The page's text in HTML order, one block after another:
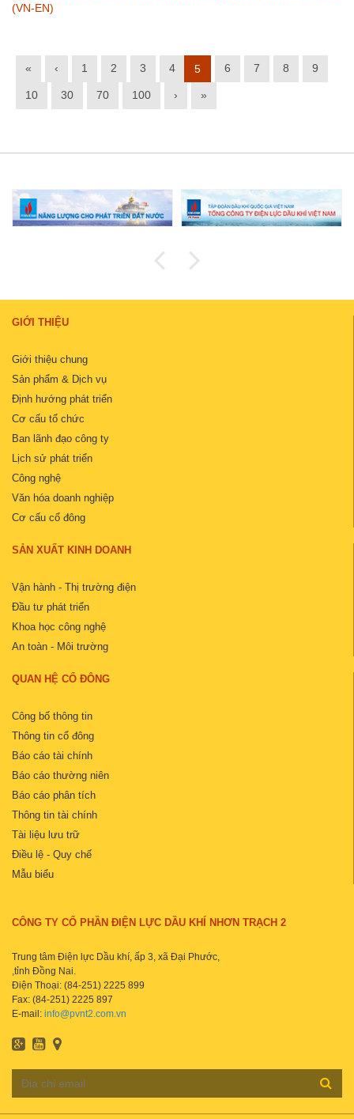
(VN-EN)
« ‹ 1 2 3 4 5 6 7 8 9
10 30 70 100 › »
GIỚI THIỆU
Giới thiệu chung
Sản phẩm & Dịch vụ
Định hướng phát triển
Cơ cấu tổ chức
Ban lãnh đạo công ty
Lịch sử phát triển
Công nghệ
Văn hóa doanh nghiệp
Cơ cấu cổ đông
SẢN XUẤT KINH DOANH
Vận hành - Thị trường điện
Đầu tư phát triển
Khoa học công nghệ
An toàn - Môi trường
QUAN HỆ CỔ ĐÔNG
Công bố thông tin
Thông tin cổ đông
Báo cáo tài chính
Báo cáo thường niên
Báo cáo phân tích
Thông tin tài chính
Tài liệu lưu trữ
Điều lệ - Quy chế
Mẫu biểu
CÔNG TY CỔ PHẦN ĐIỆN LỰC DẦU KHÍ NHƠN TRẠCH 2
Trung tâm Điện lực Dầu khí, ấp 3, xã Đại Phước,
,tỉnh Đồng Nai.
Điện Thoại: (84-251) 2225 899
Fax: (84-251) 2225 897
E-mail: info@pvnt2.com.vn